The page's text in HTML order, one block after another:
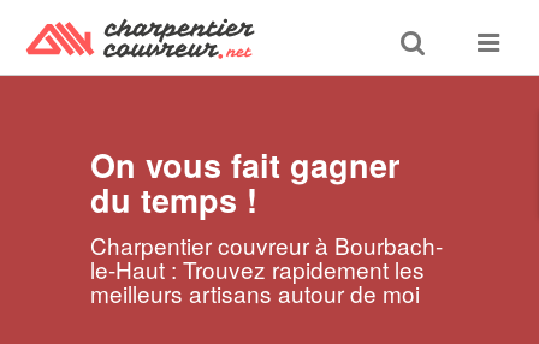
Toggle
search
Toggle
On vous fait gagner
du temps !
Charpentier couvreur à Bourbach-
le-Haut : Trouvez rapidement les
meilleurs artisans autour de moi